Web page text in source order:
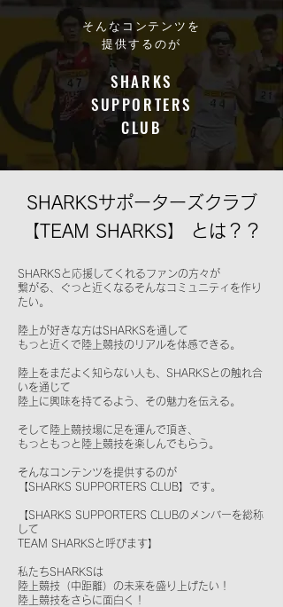
そんなコンテンツを
提供するのが
​SHARKS
SUPPORTERS
CLUB
SHARKSサポーターズクラブ
【TEAM SHARKS】 とは？？
SHARKSと応援してくれるファンの方々が
繋がる、ぐっと近くなるそんなコミュニティを作り
たい。
陸上が好きな方はSHARKSを通して
もっと近くで陸上競技のリアルを体感できる。
陸上をまだよく知らない人も、 SHARKSとの触れ合
いを通じて
陸上に興味を持てるよう、その魅力を伝える。
そして陸上競技場に足を運んで頂き、
もっともっと陸上競技を楽しんでもらう。
そんなコンテンツを提供するのが
【SHARKS SUPPORTERS CLUB】です。
【SHARKS SUPPORTERS CLUBのメンバーを総称
して
TEAM SHARKSと呼びます】
私たちSHARKSは
陸上競技（中距離）の未来を盛り上げたい！
陸上競技をさらに面白く！